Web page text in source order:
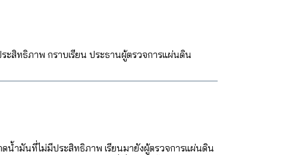
สิทธิภาพ กราบเรียน ประธานผู้ตรวจการแผ่นดิน
น้ำมันที่ไม่มีประสิทธิภาพ เรียนมายังผู้ตรวจการแผ่นดิน